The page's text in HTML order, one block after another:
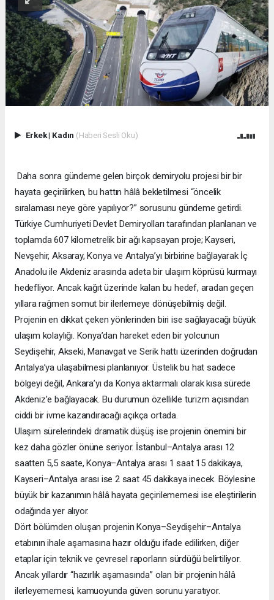
Erkek| Kadın (Haberi Sesli Oku)
Daha sonra gündeme gelen birçok demiryolu projesi bir bir
hayata geçirilirken, bu hattın hâlâ bekletilmesi “öncelik
sıralaması neye göre yapılıyor?” sorusunu gündeme getirdi.
Türkiye Cumhuriyeti Devlet Demiryolları tarafından planlanan ve
toplamda 607 kilometrelik bir ağı kapsayan proje; Kayseri,
Nevşehir, Aksaray, Konya ve Antalya’yı birbirine bağlayarak İç
Anadolu ile Akdeniz arasında adeta bir ulaşım köprüsü kurmayı
hedefliyor. Ancak kağıt üzerinde kalan bu hedef, aradan geçen
yıllara rağmen somut bir ilerlemeye dönüşebilmiş değil.
Projenin en dikkat çeken yönlerinden biri ise sağlayacağı büyük
ulaşım kolaylığı. Konya’dan hareket eden bir yolcunun
Seydişehir, Akseki, Manavgat ve Serik hattı üzerinden doğrudan
Antalya’ya ulaşabilmesi planlanıyor. Üstelik bu hat sadece
bölgeyi değil, Ankara’yı da Konya aktarmalı olarak kısa sürede
Akdeniz’e bağlayacak. Bu durumun özellikle turizm açısından
ciddi bir ivme kazandıracağı açıkça ortada.
Ulaşım sürelerindeki dramatik düşüş ise projenin önemini bir
kez daha gözler önüne seriyor. İstanbul–Antalya arası 12
saatten 5,5 saate, Konya–Antalya arası 1 saat 15 dakikaya,
Kayseri–Antalya arası ise 2 saat 45 dakikaya inecek. Böylesine
büyük bir kazanımın hâlâ hayata geçirilememesi ise eleştirilerin
odağında yer alıyor.
Dört bölümden oluşan projenin Konya–Seydişehir–Antalya
etabının ihale aşamasına hazır olduğu ifade edilirken, diğer
etaplar için teknik ve çevresel raporların sürdüğü belirtiliyor.
Ancak yıllardır “hazırlık aşamasında” olan bir projenin hâlâ
ilerleyememesi, kamuoyunda güven sorunu yaratıyor.